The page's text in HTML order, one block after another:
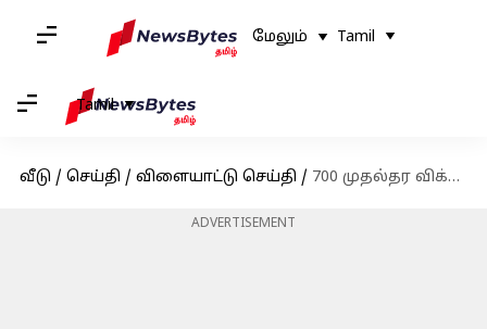
மேலும் Tamil
Tamil
வீடு / செய்தி / விளையாட்டு செய்தி / 700 முதல்தர விக்கெட்டுகள், ஆஸ்திரேலியாவுக்கு எதிராக 100 விக்கெட்டுகள் : அஸ்வின் சாதனை!
ADVERTISEMENT